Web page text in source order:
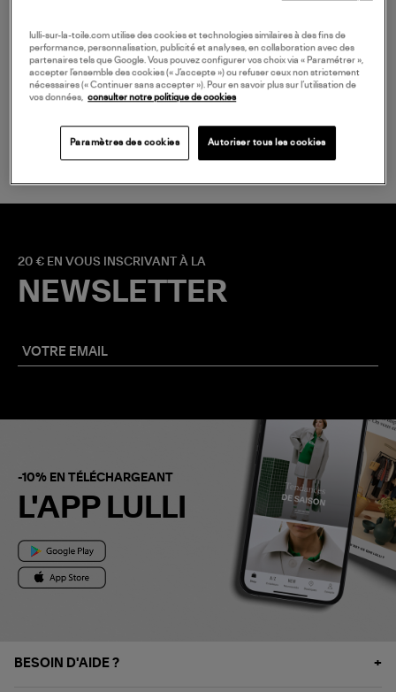
à partir de 150 € d'achat*
20 € EN VOUS INSCRIVANT À LA
NEWSLETTER
-10% EN TÉLÉCHARGEANT
L'APP LULLI
BESOIN D'AIDE ?
lulli-sur-la-toile.com utilise des cookies et technologies similaires à des fins de
performance, personnalisation, publicité et analyses, en collaboration avec des
partenaires tels que Google. Vous pouvez configurer vos choix via « Paramétrer »,
accepter l’ensemble des cookies (« J’accepte ») ou refuser ceux non strictement
nécessaires (« Continuer sans accepter »). Pour en savoir plus sur l’utilisation de
vos données, consulter notre politique de cookies
Paramètres des cookies Autoriser tous les cookies